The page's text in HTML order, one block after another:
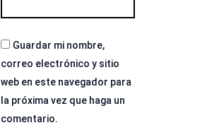
Guardar mi nombre,
correo electrónico y sitio
web en este navegador para
la próxima vez que haga un
comentario.